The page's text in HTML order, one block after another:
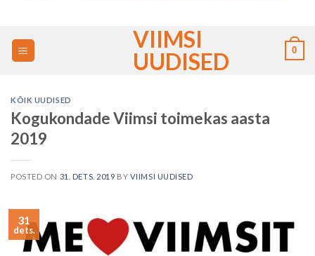
VIIMSI
UUDISED
0
KÕIK UUDISED
Kogukondade Viimsi toimekas aasta
2019
POSTED ON 31. DETS. 2019 BY VIIMSI UUDISED
31
dets.